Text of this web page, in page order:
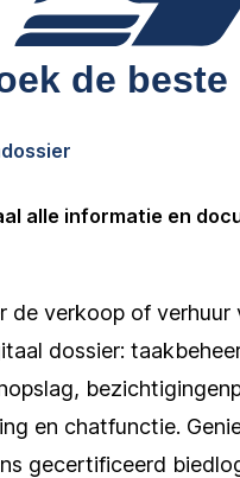
alle informatie en
de verkoop of verhuur
dossier:
en chatfunctie.
gecertificeerd